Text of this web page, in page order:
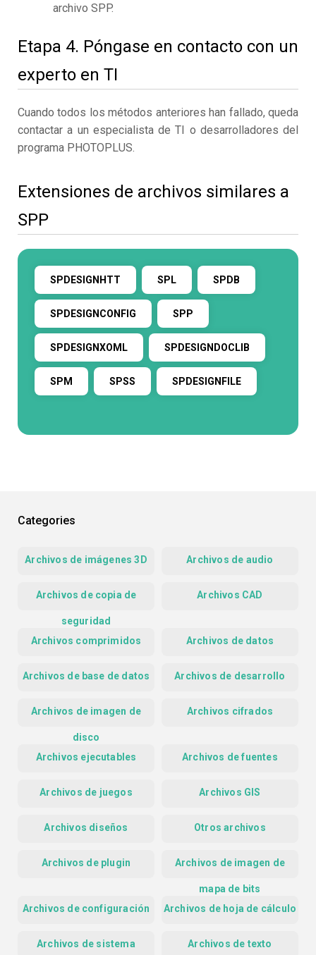
archivo SPP.
Etapa 4. Póngase en contacto con un
experto en TI
Cuando todos los métodos anteriores han fallado, queda
contactar a un especialista de TI o desarrolladores del
programa PHOTOPLUS.
Extensiones de archivos similares a
SPP
SPDESIGNHTT SPL SPDB
SPDESIGNCONFIG SPP
SPDESIGNXOML SPDESIGNDOCLIB
SPM SPSS SPDESIGNFILE
Categories
Archivos de imágenes 3D Archivos de audio
Archivos de copia de
seguridad
Archivos CAD
Archivos comprimidos Archivos de datos
Archivos de base de datos Archivos de desarrollo
Archivos de imagen de
disco
Archivos cifrados
Archivos ejecutables Archivos de fuentes
Archivos de juegos Archivos GIS
Archivos diseños Otros archivos
Archivos de plugin Archivos de imagen de
mapa de bits
Archivos de configuración
Archivos de hoja de cálculo
Archivos de sistema Archivos de texto